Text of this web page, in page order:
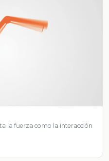
la fuerza como la interacción